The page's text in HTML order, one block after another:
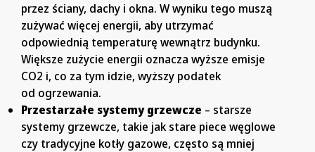
przez ściany, dachy i okna. W wyniku tego muszą
zużywać więcej energii, aby utrzymać
odpowiednią temperaturę wewnątrz budynku.
Większe zużycie energii oznacza wyższe emisje
CO2 i, co za tym idzie, wyższy podatek
od ogrzewania.
Przestarzałe systemy grzewcze – starsze
systemy grzewcze, takie jak stare piece węglowe
czy tradycyjne kotły gazowe, często są mniej